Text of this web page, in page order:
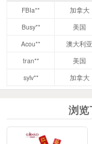
FBIa**
加拿大
Busy**
美国
Acou**
澳大利亚
tran**
美国
sylv**
加拿大
浏览